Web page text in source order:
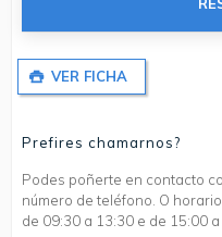
VER FICHA
Prefires chamarnos?
Podes poñerte en contacto
número de teléfono. O
de 09:30 a 13:30 e de 15:00